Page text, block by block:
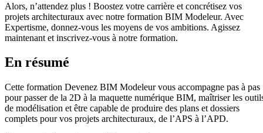
Alors, n’attendez plus ! Boostez votre carrière et concrétisez vos
projets architecturaux avec notre formation BIM Modeleur. Avec
Expertisme, donnez-vous les moyens de vos ambitions. Agissez
maintenant et inscrivez-vous à notre formation.
En résumé
Cette formation Devenez BIM Modeleur vous accompagne pas à pas
pour passer de la 2D à la maquette numérique BIM, maîtriser les
de modélisation et être capable de produire des plans et dossiers
complets pour vos projets architecturaux, de l’APS à l’APD.